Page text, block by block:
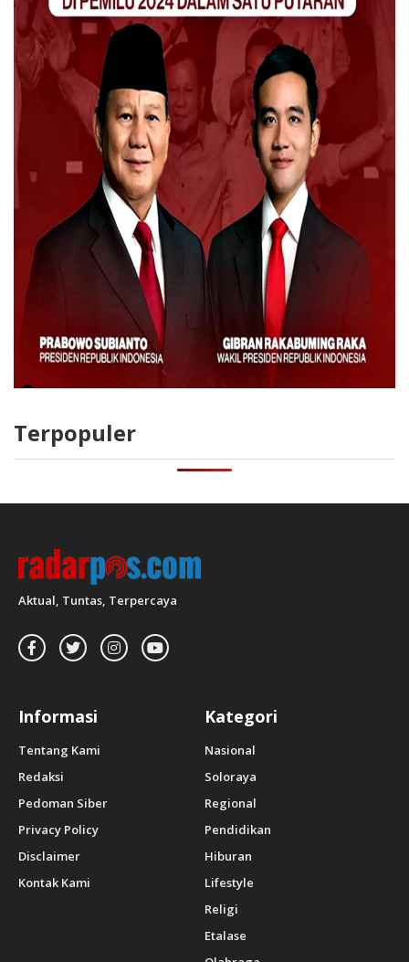
Terpopuler
Aktual, Tuntas, Terpercaya
Informasi
Tentang Kami
Redaksi
Pedoman Siber
Privacy Policy
Disclaimer
Kontak Kami
Kategori
Nasional
Soloraya
Regional
Pendidikan
Hiburan
Lifestyle
Religi
Etalase